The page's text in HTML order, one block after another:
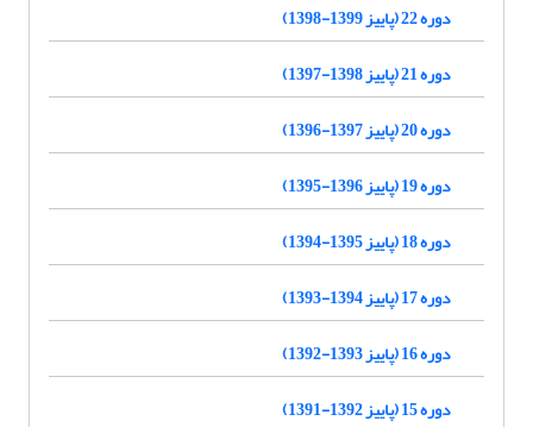
دوره 22 (پاییز 1399-1398)
دوره 21 (پاییز 1398-1397)
دوره 20 (پاییز 1397-1396)
دوره 19 (پاییز 1396-1395)
دوره 18 (پاییز 1395-1394)
دوره 17 (پاییز 1394-1393)
دوره 16 (پاییز 1393-1392)
دوره 15 (پاییز 1392-1391)